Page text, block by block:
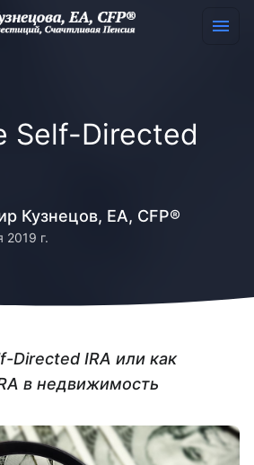
Self-Directed
Кузнецов, EA, CFP®
2019 г.
Directed IRA или как
в недвижимость